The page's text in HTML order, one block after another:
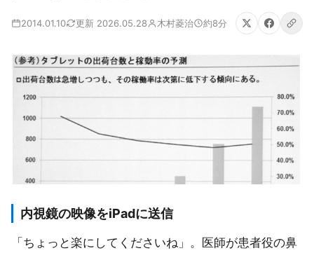
2014.01.10 更新 2026.05.28 木村菱治 約8分
内視鏡の映像をiPadに送信
「ちょっと楽にしてくださいね」。医師が患者役の鼻